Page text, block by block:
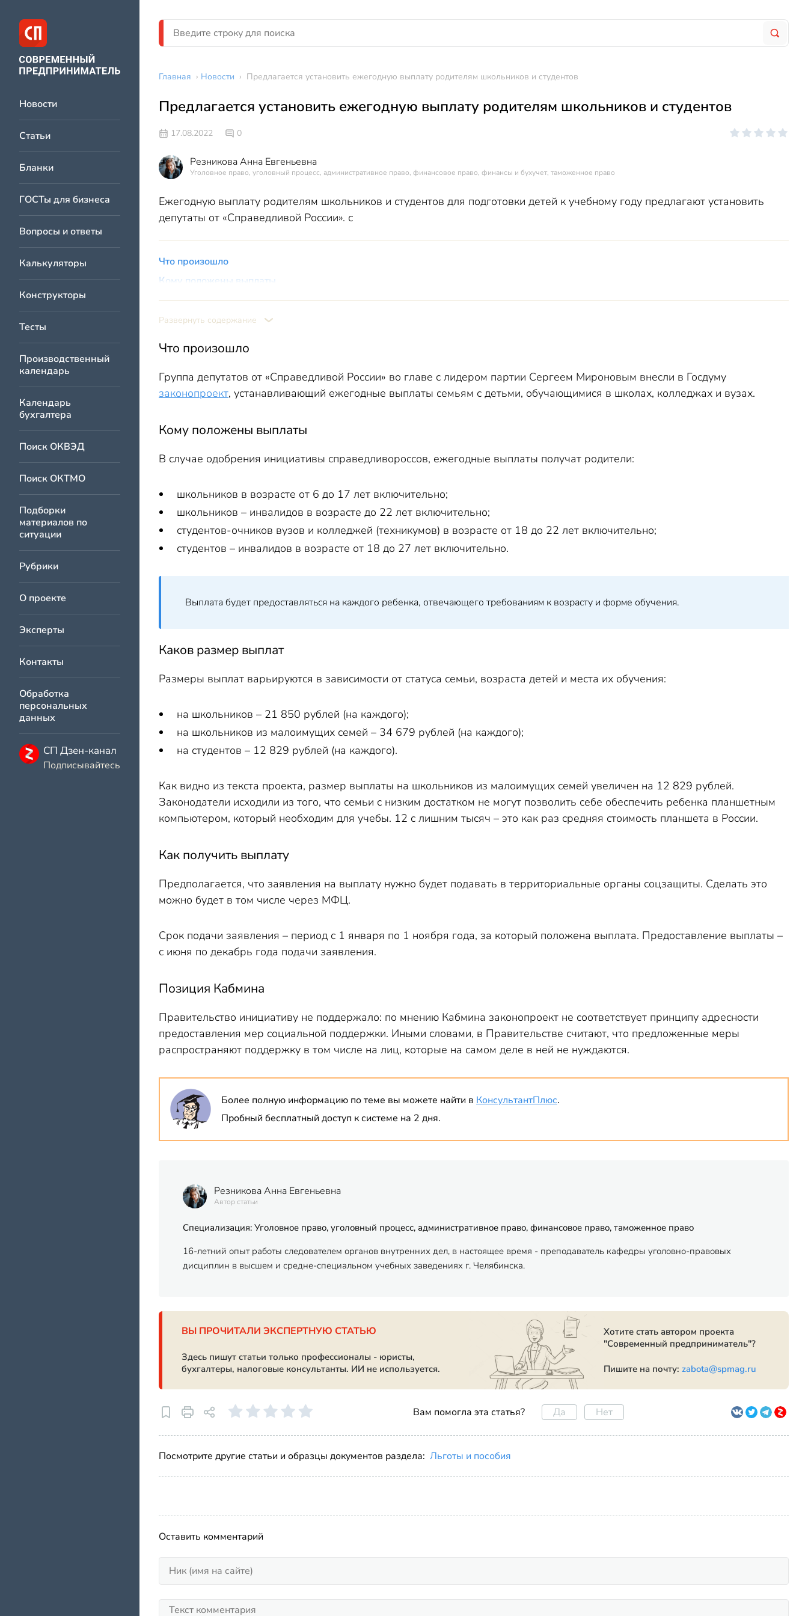
Новости
Статьи
Бланки
ГОСТы для бизнеса
Вопросы и ответы
Калькуляторы
Конструкторы
Тесты
Производственный
календарь
Календарь
бухгалтера
Поиск ОКВЭД
Поиск ОКТМО
Подборки
материалов по
ситуации
Рубрики
О проекте
Эксперты
Контакты
Обработка
персональных
данных
СП Дзен-канал
Подписывайтесь
Главная › Новости › Предлагается установить ежегодную выплату родителям школьников и студентов
Предлагается установить ежегодную выплату родителям школьников и студентов
17.08.2022 0
Резникова Анна Евгеньевна
Уголовное право, уголовный процесс, административное право, финансовое право, финансы и бухучет, таможенное право
Ежегодную выплату родителям школьников и студентов для подготовки детей к учебному году предлагают установить
депутаты от «Справедливой России». с
Что произошло
Кому положены выплаты
Каков размер выплат
Как получить выплату
Развернуть содержание
Что произошло
Группа депутатов от «Справедливой России» во главе с лидером партии Сергеем Мироновым внесли в Госдуму
законопроект, устанавливающий ежегодные выплаты семьям с детьми, обучающимися в школах, колледжах и вузах.
Кому положены выплаты
В случае одобрения инициативы справедливороссов, ежегодные выплаты получат родители:
школьников в возрасте от 6 до 17 лет включительно;
школьников – инвалидов в возрасте до 22 лет включительно;
студентов-очников вузов и колледжей (техникумов) в возрасте от 18 до 22 лет включительно;
студентов – инвалидов в возрасте от 18 до 27 лет включительно.
Выплата будет предоставляться на каждого ребенка, отвечающего требованиям к возрасту и форме обучения.
Каков размер выплат
Размеры выплат варьируются в зависимости от статуса семьи, возраста детей и места их обучения:
на школьников – 21 850 рублей (на каждого);
на школьников из малоимущих семей – 34 679 рублей (на каждого);
на студентов – 12 829 рублей (на каждого).
Как видно из текста проекта, размер выплаты на школьников из малоимущих семей увеличен на 12 829 рублей.
Законодатели исходили из того, что семьи с низким достатком не могут позволить себе обеспечить ребенка планшетным
компьютером, который необходим для учебы. 12 с лишним тысяч – это как раз средняя стоимость планшета в России.
Как получить выплату
Предполагается, что заявления на выплату нужно будет подавать в территориальные органы соцзащиты. Сделать это
можно будет в том числе через МФЦ.
Срок подачи заявления – период с 1 января по 1 ноября года, за который положена выплата. Предоставление выплаты –
с июня по декабрь года подачи заявления.
Позиция Кабмина
Правительство инициативу не поддержало: по мнению Кабмина законопроект не соответствует принципу адресности
предоставления мер социальной поддержки. Иными словами, в Правительстве считают, что предложенные меры
распространяют поддержку в том числе на лиц, которые на самом деле в ней не нуждаются.
Более полную информацию по теме вы можете найти в КонсультантПлюс.
Пробный бесплатный доступ к системе на 2 дня.
Резникова Анна Евгеньевна
Автор статьи
Специализация: Уголовное право, уголовный процесс, административное право, финансовое право, таможенное право
16-летний опыт работы следователем органов внутренних дел, в настоящее время - преподаватель кафедры уголовно-правовых
дисциплин в высшем и средне-специальном учебных заведениях г. Челябинска.
ВЫ ПРОЧИТАЛИ ЭКСПЕРТНУЮ СТАТЬЮ
Здесь пишут статьи только профессионалы - юристы,
бухгалтеры, налоговые консультанты. ИИ не используется.
Хотите стать автором проекта
"Современный предприниматель"?
Пишите на почту:zabota@spmag.ru
Вам помогла эта статья? Да Нет
Посмотрите другие статьи и образцы документов раздела: Льготы и пособия
Оставить комментарий